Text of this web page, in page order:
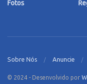
Fotos
Sobre Nós Anuncie
© 2024 - Desenvolvido por